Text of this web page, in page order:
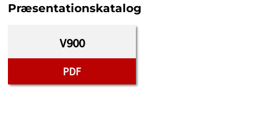
Præsentationskatalog
V900
PDF